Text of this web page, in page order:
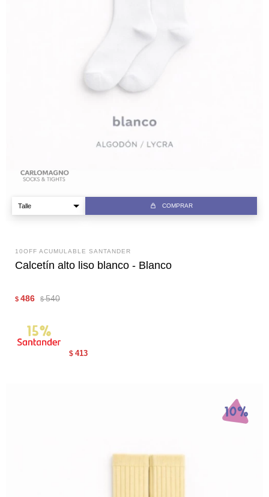
COMPRAR
10OFF ACUMULABLE SANTANDER
Calcetín alto liso blanco - Blanco
$ 486 $ 540
$ 413